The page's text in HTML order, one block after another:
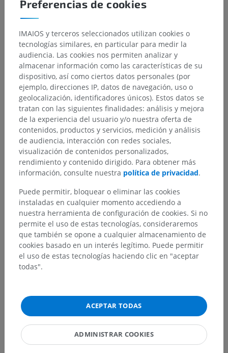
Jerarquía anatómica
Anatomía humana 2
Médula espinal
Estructuras centrales de la médula espinal
Área espinal X> Sustancia gelatinosa central
Estructuras subyacentes:No hay estructuras
Preferencias de cookies
IMAIOS y terceros seleccionados utilizan cookies o
tecnologías similares, en particular para medir la
audiencia. Las cookies nos permiten analizar y
almacenar información como las características de su
dispositivo, así como ciertos datos personales (por
ejemplo, direcciones IP, datos de navegación, uso o
geolocalización, identificadores únicos). Estos datos se
tratan con las siguientes finalidades: análisis y mejora
de la experiencia del usuario y/o nuestra oferta de
contenidos, productos y servicios, medición y análisis
de audiencia, interacción con redes sociales,
visualización de contenidos personalizados,
rendimiento y contenido dirigido. Para obtener más
información, consulte nuestra política de privacidad.
Puede permitir, bloquear o eliminar las cookies
instaladas en cualquier momento accediendo a
nuestra herramienta de configuración de cookies. Si no
permite el uso de estas tecnologías, consideraremos
que también se opone a cualquier almacenamiento de
cookies basado en un interés legítimo. Puede permitir
el uso de estas tecnologías haciendo clic en "aceptar
todas".
ACEPTAR TODAS
ADMINISTRAR COOKIES